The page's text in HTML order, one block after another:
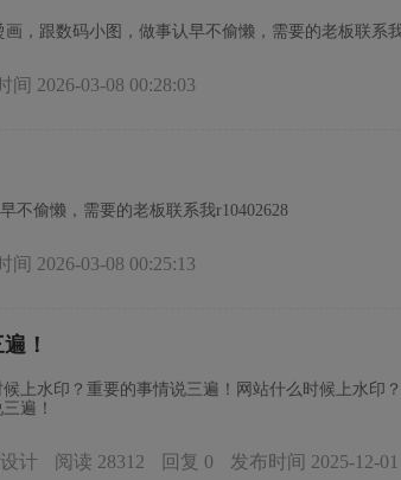
，跟数码小图，做事认早不偷懒，需要的老板联系
间 2026-03-08 00:28:03
不偷懒，需要的老板联系我r10402628
间 2026-03-08 00:25:13
！
候上水印？重要的事情说三遍！网站什么时候上水印
遍！
计 阅读 28312 回复 0 发布时间 2025-12-